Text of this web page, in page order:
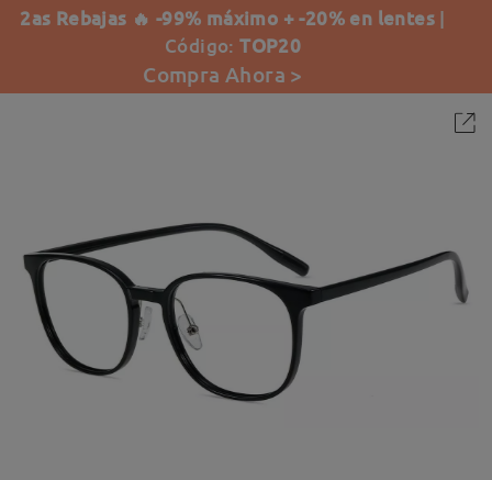
2as Rebajas 🔥 -99% máximo + -20% en lentes |
Código:TOP20
Compra Ahora >